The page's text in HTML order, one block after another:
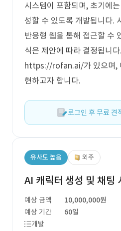
시스템이 포함되며, 초기에
성할 수 있도록 개발됩니다.
반응형 웹을 통해 접근할 수
식은 제안에 따라 결정됩니
https://rofan.ai/가 있으며,
현하고자 합니다.
로그인 후 무료 견
유사도 높음 외주
AI 캐릭터 생성 및 채팅
예상 금액
10,000,000원
예상 기간
60일
개발